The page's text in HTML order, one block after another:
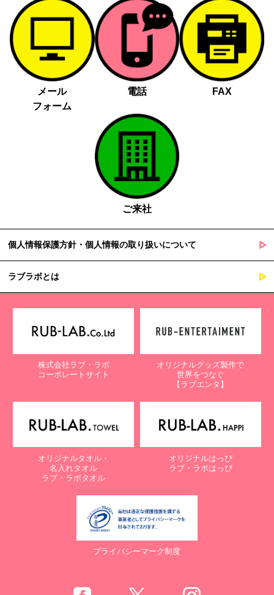
メール
フォーム
電話 FAX
ご来社
個人情報保護方針・個人情報の取り扱いについて
ラブラボとは
株式会社ラブ・ラボ
コーポレートサイト
オリジナルグッズ製作で
世界をつなぐ
【ラブエンタ】
オリジナルタオル・
名入れタオル
ラブ・ラボタオル
オリジナルはっぴ
ラブ・ラボはっぴ
プライバシーマーク制度